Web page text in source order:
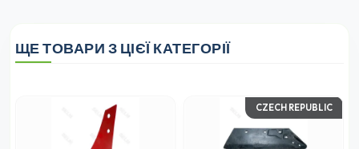
ЩЕ ТОВАРИ З ЦІЄЇ КАТЕГОРІЇ
CZECH REPUBLIC